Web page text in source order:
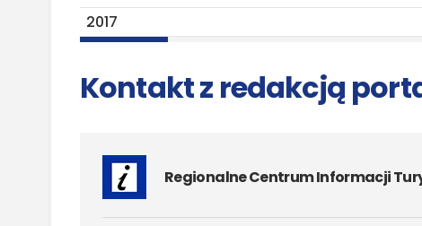
2017
Kontakt z redakcją
Regionalne Centrum Informacji